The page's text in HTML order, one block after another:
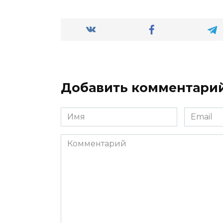
Добавить
Имя
*
Email
*
Комментарий